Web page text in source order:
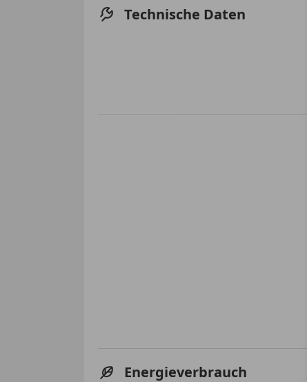
Technische Daten
Energieverbrauch